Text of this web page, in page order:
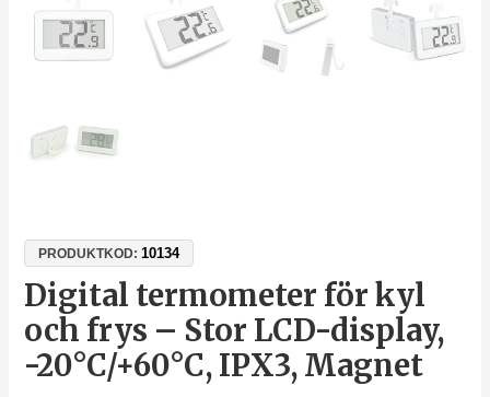
PRODUKTKOD:10134
Digital termometer för kyl
och frys – Stor LCD-display,
-20°C/+60°C, IPX3, Magnet